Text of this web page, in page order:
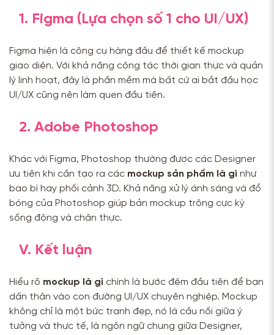
1. Figma (Lựa chọn số 1 cho UI/UX)
Figma hiện là công cụ hàng đầu để thiết kế mockup
giao diện. Với khả năng cộng tác thời gian thực và quản
lý linh hoạt, đây là phần mềm mà bất cứ ai bắt đầu học
UI/UX cũng nên làm quen đầu tiên.
2. Adobe Photoshop
Khác với Figma, Photoshop thường được các Designer
ưu tiên khi cần tạo ra các mockup sản phẩm là gì như
bao bì hay phối cảnh 3D. Khả năng xử lý ánh sáng và đổ
bóng của Photoshop giúp bản mockup trông cực kỳ
sống động và chân thực.
V. Kết luận
Hiểu rõ mockup là gì chính là bước đệm đầu tiên để bạn
dấn thân vào con đường UI/UX chuyên nghiệp. Mockup
không chỉ là một bức tranh đẹp, nó là cầu nối giữa ý
tưởng và thực tế, là ngôn ngữ chung giữa Designer,